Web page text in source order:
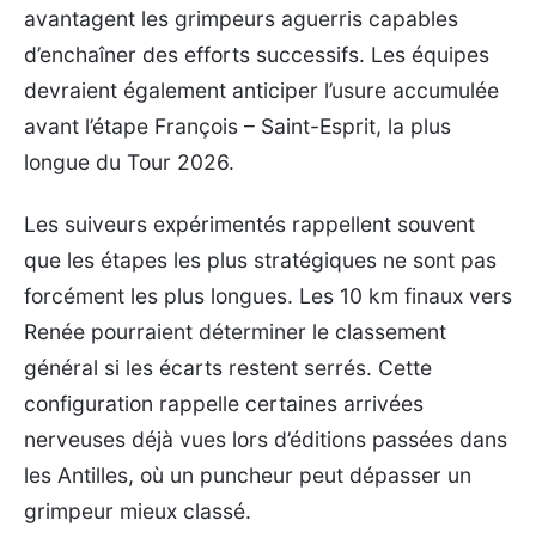
avantagent les grimpeurs aguerris capables
d’enchaîner des efforts successifs. Les équipes
devraient également anticiper l’usure accumulée
avant l’étape François – Saint-Esprit, la plus
longue du Tour 2026.
Les suiveurs expérimentés rappellent souvent
que les étapes les plus stratégiques ne sont pas
forcément les plus longues. Les 10 km finaux vers
Renée pourraient déterminer le classement
général si les écarts restent serrés. Cette
configuration rappelle certaines arrivées
nerveuses déjà vues lors d’éditions passées dans
les Antilles, où un puncheur peut dépasser un
grimpeur mieux classé.